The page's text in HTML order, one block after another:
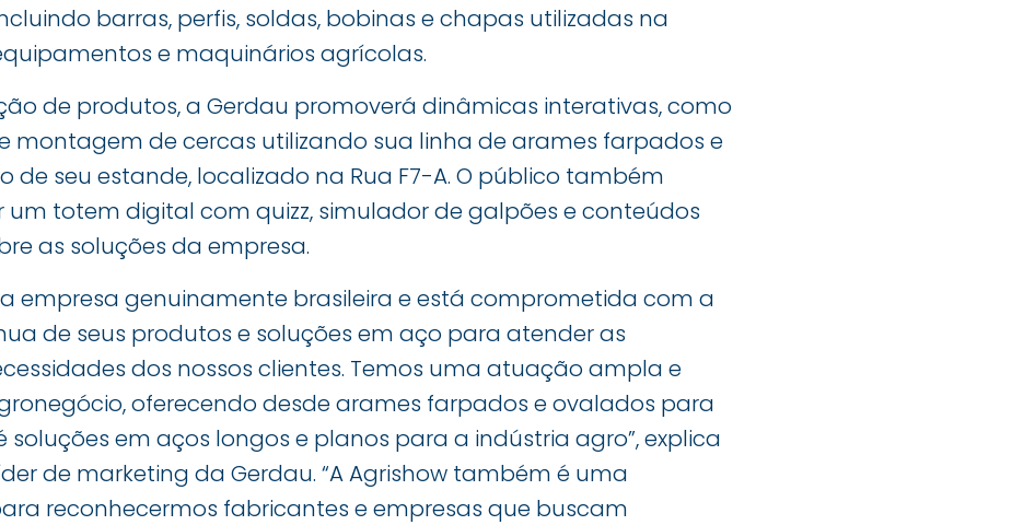
barras, perfis, soldas, bobinas e chapas utilizadas na
e maquinários agrícolas.
de produtos, a Gerdau promoverá dinâmicas interativas, como
montagem de cercas utilizando sua linha de arames farpados e
de seu estande, localizado na Rua F7-A. O público também
um totem digital com quizz, simulador de galpões e conteúdos
as soluções da empresa.
empresa genuinamente brasileira e está comprometida com a
de seus produtos e soluções em aço para atender as
dos nossos clientes. Temos uma atuação ampla e
oferecendo desde arames farpados e ovalados para
em aços longos e planos para a indústria agro”, explica
de marketing da Gerdau. “A Agrishow também é uma
reconhecermos fabricantes e empresas que buscam